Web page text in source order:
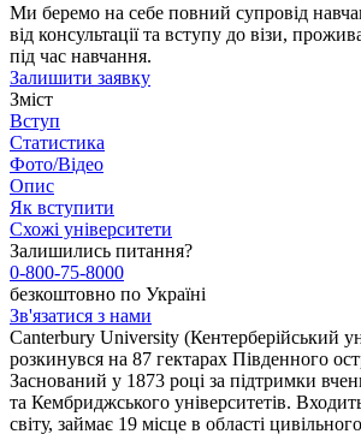
Ми беремо на себе повний супровід
від консультації та вступу до візи,
під час навчання.
Залишити заявку
Зміст
Вступ
Статистика
Фото/Відео
Опис
Як вступити
Схожі університети
Залишились питання?
0-800-75-8000
безкоштовно по Україні
Зв'язатися з нами
Canterbury University (Кентерберійський
розкинувся на 87 гектарах Південного
Заснований у 1873 році за підтримки
та Кембриджського університетів.
світу, займає 19 місце в області